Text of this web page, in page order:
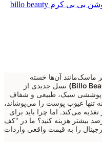
ماسک‌مانند آن‌ها خسته
نسل جدیدی از
پوششی سبک، طبیعی و شفاف
عیوب پوست را می‌پوشاند،
می‌کند. اما چرا باید برای
در فروشگاه‌های دیگر تا ۸۰ درصد بیشتر هزینه کنید؟ ما در "کف
را به قیمت واقعی واردات